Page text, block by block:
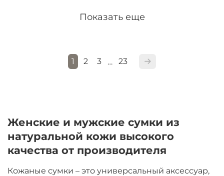
Показать еще
1 2 3 … 23
Женские и мужские сумки из
натуральной кожи высокого
качества от производителя
Кожаные сумки – это универсальный аксессуар,